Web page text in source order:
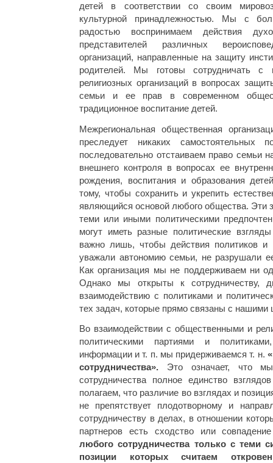
детей в соответствии со своим
культурной принадлежностью. Мы с
радостью воспринимаем действия
представителей различных
организаций, направленные на защиту
родителей. Мы готовы сотрудничать с
религиозных организаций в вопросах
семьи и ее прав в современном
традиционное воспитание детей.
Межрегиональная общественная
преследует никаких самостоятельных
последовательно отстаиваем право семьи
внешнего контроля в вопросах ее
рождения, воспитания и образования
тому, чтобы сохранить и укрепить
являющийся основой любого общества. Эти
теми или иными политическими
могут иметь разные политические
важно лишь, чтобы действия политиков и
уважали автономию семьи, не разрушали
Как организация мы не поддерживаем ни
Однако мы открыты к сотрудничеству,
взаимодействию с политиками и
тех задач, которые прямо связаны с нашими
Во взаимодействии с общественными и
политическими партиями и
информации и т. п. мы придерживаемся т. н.
сотрудничества». Это означает, что
сотрудничества полное единство
полагаем, что различие во взглядах и
не препятствует плодотворному и
сотрудничеству в делах, в отношении
партнеров есть сходство или
любого сотрудничества только с теми
позиции которых считаем